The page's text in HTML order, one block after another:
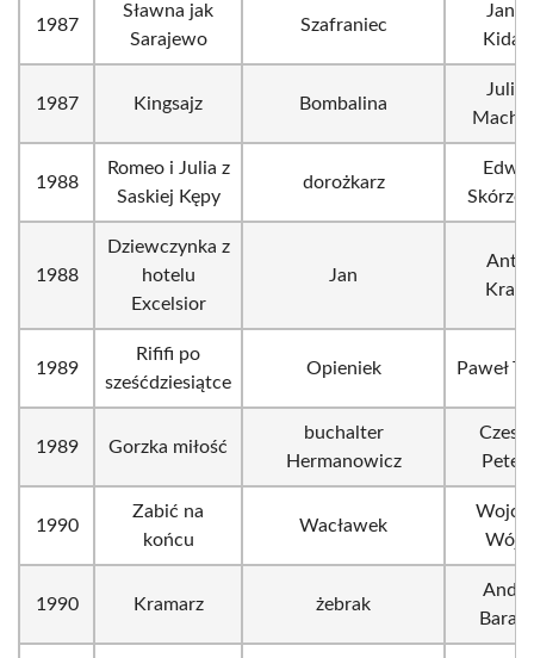
1987
Sławna jak
Sarajewo
Szafraniec
1987 Kingsajz Bombalina
1988
Romeo i Julia z
Saskiej Kępy
dorożkarz
1988
Dziewczynka z
hotelu
Excelsior
Jan
1989
Rififi po
sześćdziesiątce
Opieniek Paweł
1989 Gorzka miłość
buchalter
Hermanowicz
1990
Zabić na
końcu
Wacławek
1990 Kramarz żebrak